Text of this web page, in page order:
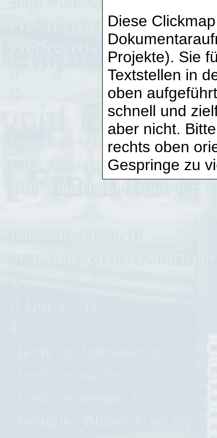
Diese
Projekte). Sie
Textstellen in
oben
schnell und
aber nicht.
rechts oben
Gespringe zu